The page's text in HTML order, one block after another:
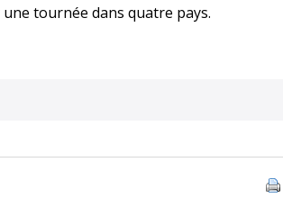
tournée dans quatre pays.